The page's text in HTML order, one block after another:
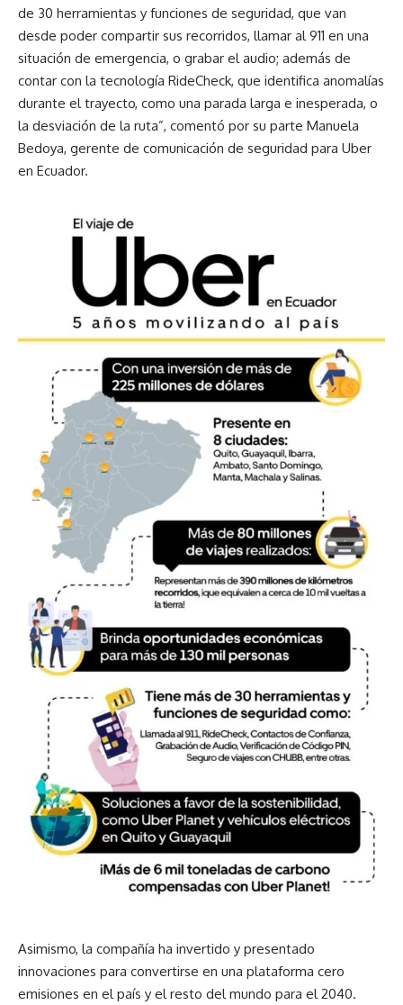
de 30 herramientas y funciones de seguridad, que van
desde poder compartir sus recorridos, llamar al 911 en una
situación de emergencia, o grabar el audio; además de
contar con la tecnología RideCheck, que identifica anomalías
durante el trayecto, como una parada larga e inesperada, o
la desviación de la ruta”, comentó por su parte Manuela
Bedoya, gerente de comunicación de seguridad para Uber
en Ecuador.
Asimismo, la compañía ha invertido y presentado
innovaciones para convertirse en una plataforma cero
emisiones en el país y el resto del mundo para el 2040.